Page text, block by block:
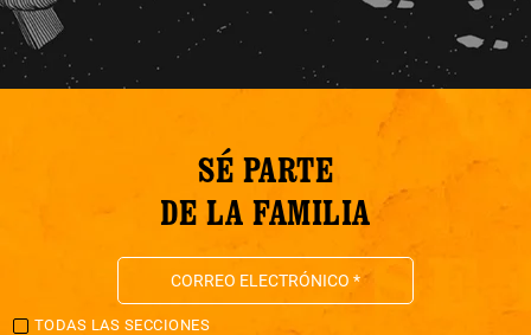
SÉ PARTE
DE LA FAMILIA
TODAS LAS SECCIONES